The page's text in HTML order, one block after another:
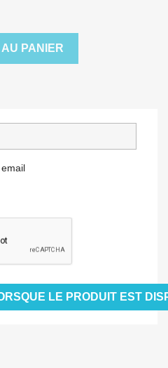
PANIER
LE PRODUIT EST